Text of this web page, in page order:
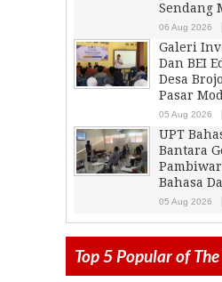
Sendang
06 Aug 2026
Galeri
Dan BEI
Desa
Pasar
05 Aug 2026
UPT
Bantara
Bahasa
05 Aug 2026
Top 5 Popular of